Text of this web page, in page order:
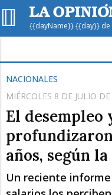
{{dayName}} {{day}}
NACIONALES
MIÉRCOLES 8 DE JULIO
El
años, según
Un reciente